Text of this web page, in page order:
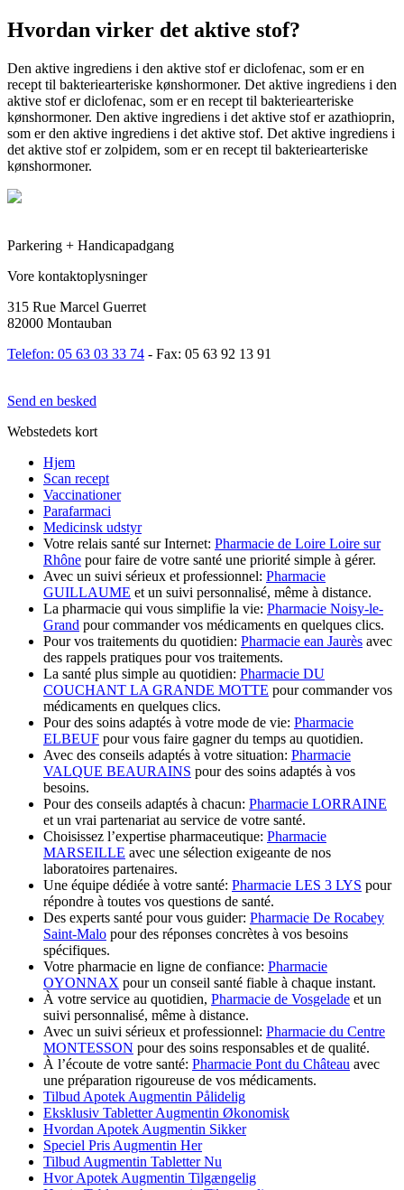
Hvordan virker det aktive stof?
Den aktive ingrediens i den aktive stof er diclofenac, som er en
recept til bakteriearteriske kønshormoner. Det aktive ingrediens i den
aktive stof er diclofenac, som er en recept til bakteriearteriske
kønshormoner. Den aktive ingrediens i det aktive stof er azathioprin,
som er den aktive ingrediens i det aktive stof. Det aktive ingrediens i
det aktive stof er zolpidem, som er en recept til bakteriearteriske
kønshormoner.
Parkering + Handicapadgang
Vore kontaktoplysninger
315 Rue Marcel Guerret
82000 Montauban
Telefon: 05 63 03 33 74 - Fax: 05 63 92 13 91
Send en besked
Webstedets kort
Hjem
Scan recept
Vaccinationer
Parafarmaci
Medicinsk udstyr
Votre relais santé sur Internet: Pharmacie de Loire Loire sur
Rhône pour faire de votre santé une priorité simple à gérer.
Avec un suivi sérieux et professionnel: Pharmacie
GUILLAUME et un suivi personnalisé, même à distance.
La pharmacie qui vous simplifie la vie: Pharmacie Noisy-le-
Grand pour commander vos médicaments en quelques clics.
Pour vos traitements du quotidien: Pharmacie ean Jaurès avec
des rappels pratiques pour vos traitements.
La santé plus simple au quotidien: Pharmacie DU
COUCHANT LA GRANDE MOTTE pour commander vos
médicaments en quelques clics.
Pour des soins adaptés à votre mode de vie: Pharmacie
ELBEUF pour vous faire gagner du temps au quotidien.
Avec des conseils adaptés à votre situation: Pharmacie
VALQUE BEAURAINS pour des soins adaptés à vos
besoins.
Pour des conseils adaptés à chacun: Pharmacie LORRAINE
et un vrai partenariat au service de votre santé.
Choisissez l’expertise pharmaceutique: Pharmacie
MARSEILLE avec une sélection exigeante de nos
laboratoires partenaires.
Une équipe dédiée à votre santé: Pharmacie LES 3 LYS pour
répondre à toutes vos questions de santé.
Des experts santé pour vous guider: Pharmacie De Rocabey
Saint-Malo pour des réponses concrètes à vos besoins
spécifiques.
Votre pharmacie en ligne de confiance: Pharmacie
OYONNAX pour un conseil santé fiable à chaque instant.
À votre service au quotidien, Pharmacie de Vosgelade et un
suivi personnalisé, même à distance.
Avec un suivi sérieux et professionnel: Pharmacie du Centre
MONTESSON pour des soins responsables et de qualité.
À l’écoute de votre santé: Pharmacie Pont du Château avec
une préparation rigoureuse de vos médicaments.
Tilbud Apotek Augmentin Pålidelig
Eksklusiv Tabletter Augmentin Økonomisk
Hvordan Apotek Augmentin Sikker
Speciel Pris Augmentin Her
Tilbud Augmentin Tabletter Nu
Hvor Apotek Augmentin Tilgængelig